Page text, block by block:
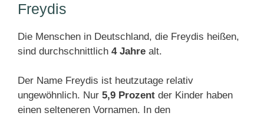
Freydis
Die Menschen in Deutschland, die Freydis heißen,
sind durchschnittlich 4 Jahre alt.
Der Name Freydis ist heutzutage relativ
ungewöhnlich. Nur 5,9 Prozent der Kinder haben
einen selteneren Vornamen. In den